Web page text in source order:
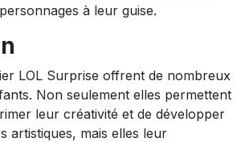
à leur guise.
LOL Surprise offrent de nombreux
Non seulement elles permettent
leur créativité et de développer
artistiques, mais elles leur